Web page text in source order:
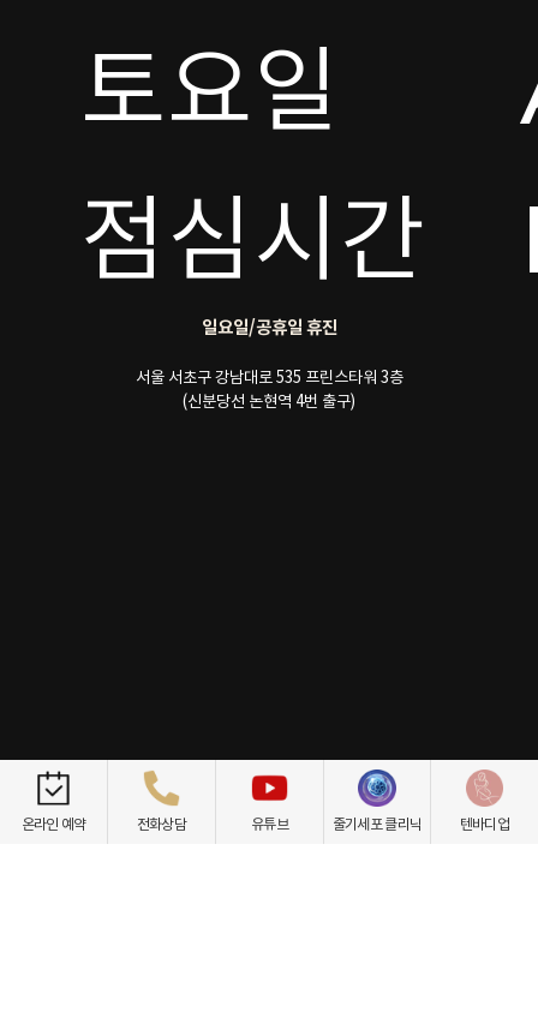
토요일
점심시간
일요일/공휴일 휴진
서울 서초구 강남대로 535 프린스타워 3층
(신분당선 논현역 4번 출구)
개인정보취급방침 이용약관 환자권리장전 비급여항목
온라인 예약 전화상담 유튜브 줄기세포 클리닉 텐바디업